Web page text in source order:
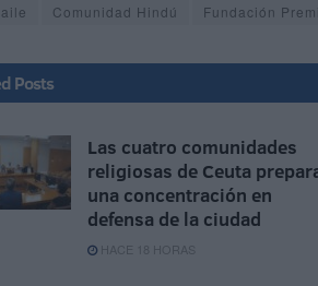
Comunidad Hindú Fundación
Posts
Las cuatro comunidades
religiosas de Ceuta
una concentración en
defensa de la ciudad
HACE 18 HORAS